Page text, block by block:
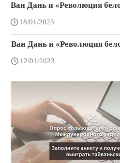
Ван Дань и «Революция
18/01/2023
Ван Дань и «Революция
12/01/2023